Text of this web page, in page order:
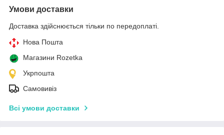
Умови доставки
Доставка здійснюється тільки по передоплаті.
Нова Пошта
Магазини Rozetka
Укрпошта
Самовивіз
Всі умови доставки